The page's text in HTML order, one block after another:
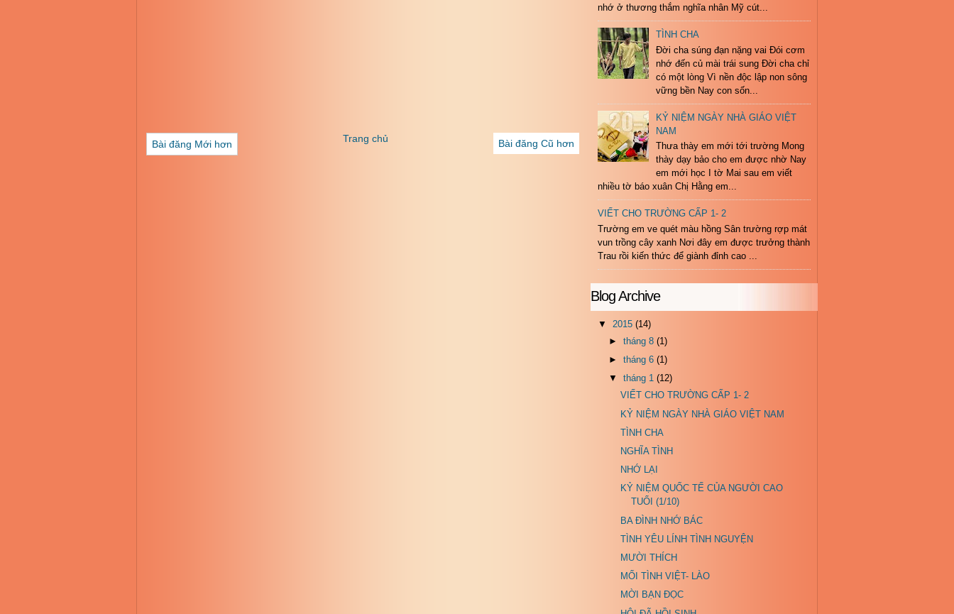
Bài đăng Mới hơn Bài đăng Cũ hơn
Trang chủ
nhớ ở thương thắm nghĩa nhân Mỹ cút...
TÌNH CHA
Đời cha súng đạn nặng vai Đói cơm
nhớ đến củ mài trái sung Đời cha chỉ
có một lòng Vì nền độc lập non sông
vững bền Nay con sốn...
KỶ NIỆM NGÀY NHÀ GIÁO VIỆT
NAM
Thưa thày em mới tới trường Mong
thày dạy bảo cho em được nhờ Nay
em mới học I tờ Mai sau em viết
nhiều tờ báo xuân Chị Hằng em...
VIẾT CHO TRƯỜNG CẤP 1- 2
Trường em ve quét màu hồng Sân trường rợp mát
vun trồng cây xanh Nơi đây em được trưởng thành
Trau rồi kiến thức để giành đỉnh cao ...
Blog Archive
▼ 2015 (14)
►tháng 8(1)
►tháng 6(1)
▼tháng 1(12)
VIẾT CHO TRƯỜNG CẤP 1- 2
KỶ NIỆM NGÀY NHÀ GIÁO VIỆT NAM
TÌNH CHA
NGHĨA TÌNH
NHỚ LẠI
KỶ NIỆM QUỐC TẾ CỦA NGƯỜI CAO
TUỔI (1/10)
BA ĐÌNH NHỚ BÁC
TÌNH YÊU LÍNH TÌNH NGUYỆN
MƯỜI THÍCH
MỐI TÌNH VIỆT- LÀO
MỜI BẠN ĐỌC